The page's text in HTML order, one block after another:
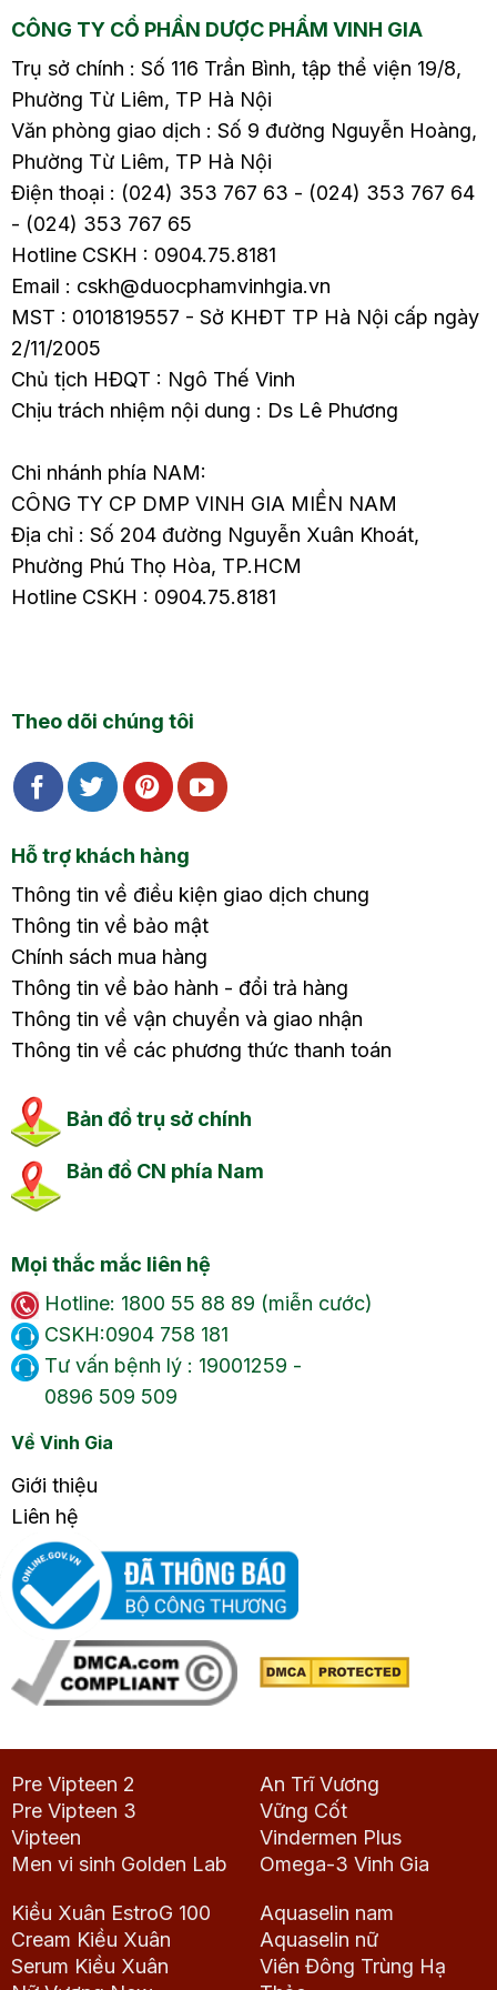
CÔNG TY CỔ PHẦN DƯỢC PHẨM VINH GIA
Trụ sở chính : Số 116 Trần Bình, tập thể viện 19/8,
Phường Từ Liêm, TP Hà Nội
Văn phòng giao dịch : Số 9 đường Nguyễn Hoàng,
Phường Từ Liêm, TP Hà Nội
Điện thoại : (024) 353 767 63 - (024) 353 767 64
- (024) 353 767 65
Hotline CSKH : 0904.75.8181
Email : cskh@duocphamvinhgia.vn
MST : 0101819557 - Sở KHĐT TP Hà Nội cấp ngày
2/11/2005
Chủ tịch HĐQT : Ngô Thế Vinh
Chịu trách nhiệm nội dung : Ds Lê Phương
Chi nhánh phía NAM:
CÔNG TY CP DMP VINH GIA MIỀN NAM
Địa chỉ : Số 204 đường Nguyễn Xuân Khoát,
Phường Phú Thọ Hòa, TP.HCM
Hotline CSKH : 0904.75.8181
Theo dõi chúng tôi
Hỗ trợ khách hàng
Thông tin về điều kiện giao dịch chung
Thông tin về bảo mật
Chính sách mua hàng
Thông tin về bảo hành - đổi trả hàng
Thông tin về vận chuyển và giao nhận
Thông tin về các phương thức thanh toán
Bản đồ trụ sở chính
Bản đồ CN phía Nam
Mọi thắc mắc liên hệ
Hotline: 1800 55 88 89 (miễn cước)
CSKH:0904 758 181
Tư vấn bệnh lý : 19001259 -
0896 509 509
Về Vinh Gia
Giới thiệu
Liên hệ
Pre Vipteen 2
Pre Vipteen 3
Vipteen
Men vi sinh Golden Lab
An Trĩ Vương
Vững Cốt
Vindermen Plus
Omega-3 Vinh Gia
Kiều Xuân EstroG 100
Cream Kiều Xuân
Serum Kiều Xuân
Aquaselin nam
Aquaselin nữ
Viên Đông Trùng Hạ